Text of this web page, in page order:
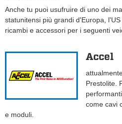
Anche tu puoi usufruire di uno dei
statunitensi più grandi d'Europa,
ricambi e accessori per i seguenti
Accel
Prestolite.
come cavi
e moduli.